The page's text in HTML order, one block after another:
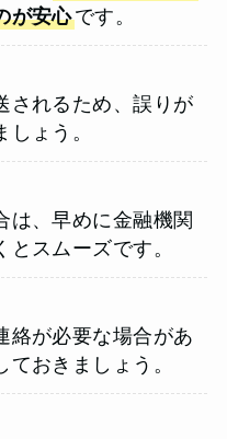
が安心です。
されるため、誤りが
ょう。
は、早めに金融機関
スムーズです。
絡が必要な場合があ
おきましょう。